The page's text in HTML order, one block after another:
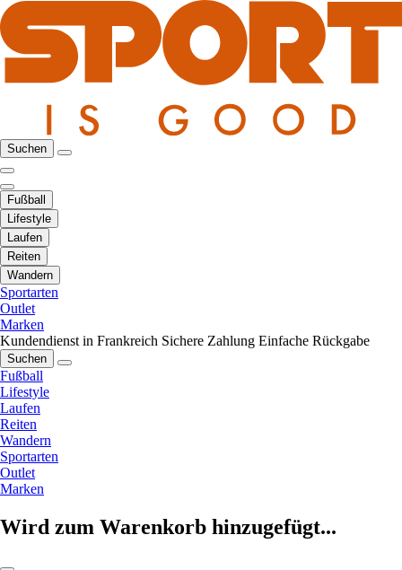
Suchen
Fußball
Lifestyle
Laufen
Reiten
Wandern
Sportarten
Outlet
Marken
Kundendienst in Frankreich Sichere Zahlung Einfache Rückgabe
Suchen
Fußball
Lifestyle
Laufen
Reiten
Wandern
Sportarten
Outlet
Marken
Wird zum Warenkorb hinzugefügt...